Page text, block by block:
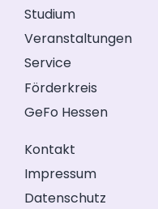
Studium
Veranstaltungen
Service
Förderkreis
GeFo Hessen
Kontakt
Impressum
Datenschutz